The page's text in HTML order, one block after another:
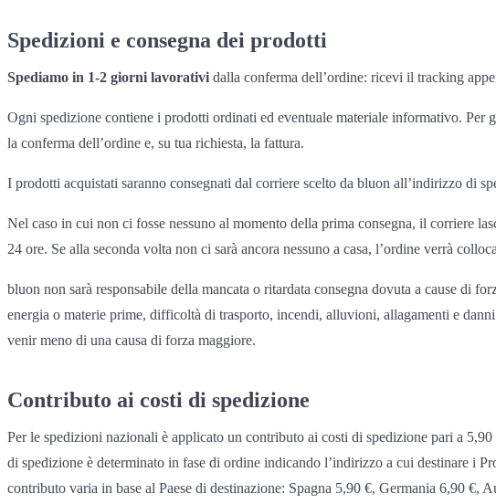
Spedizioni e consegna dei prodotti
Spediamo in 1-2 giorni lavorativi dalla conferma dell’ordine: ricevi il tracking
Ogni spedizione contiene i prodotti ordinati ed eventuale materiale informativo.
la conferma dell’ordine e, su tua richiesta, la fattura.
I prodotti acquistati saranno consegnati dal corriere scelto da bluon all’indirizzo di
Nel caso in cui non ci fosse nessuno al momento della prima consegna, il corriere
24 ore. Se alla seconda volta non ci sarà ancora nessuno a casa, l’ordine verrà
bluon non sarà responsabile della mancata o ritardata consegna dovuta a cause di
energia o materie prime, difficoltà di trasporto, incendi, alluvioni, allagamenti e
venir meno di una causa di forza maggiore.
Contributo ai costi di spedizione
Per le spedizioni nazionali è applicato un contributo ai costi di spedizione pari a
di spedizione è determinato in fase di ordine indicando l’indirizzo a cui destinare i
contributo varia in base al Paese di destinazione: Spagna 5,90 €, Germania 6,90